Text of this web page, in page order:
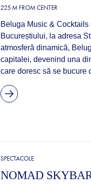
225 M FROM CENTER
Beluga Music &
Bucureștiului, la adresa
atmosferă dinamică,
capitalei, devenind una
care doresc să se bucure
SPECTACOLE
NOMAD